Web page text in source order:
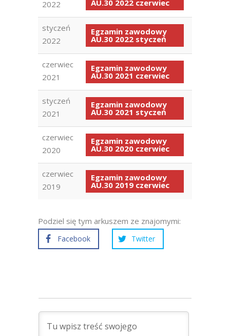
2022
AU.30 2022 czerwiec
styczeń
2022
Egzamin zawodowy
AU.30 2022 styczeń
czerwiec
2021
Egzamin zawodowy
AU.30 2021 czerwiec
styczeń
2021
Egzamin zawodowy
AU.30 2021 styczeń
czerwiec
2020
Egzamin zawodowy
AU.30 2020 czerwiec
czerwiec
2019
Egzamin zawodowy
AU.30 2019 czerwiec
Podziel się tym arkuszem ze znajomymi:
Facebook Twitter